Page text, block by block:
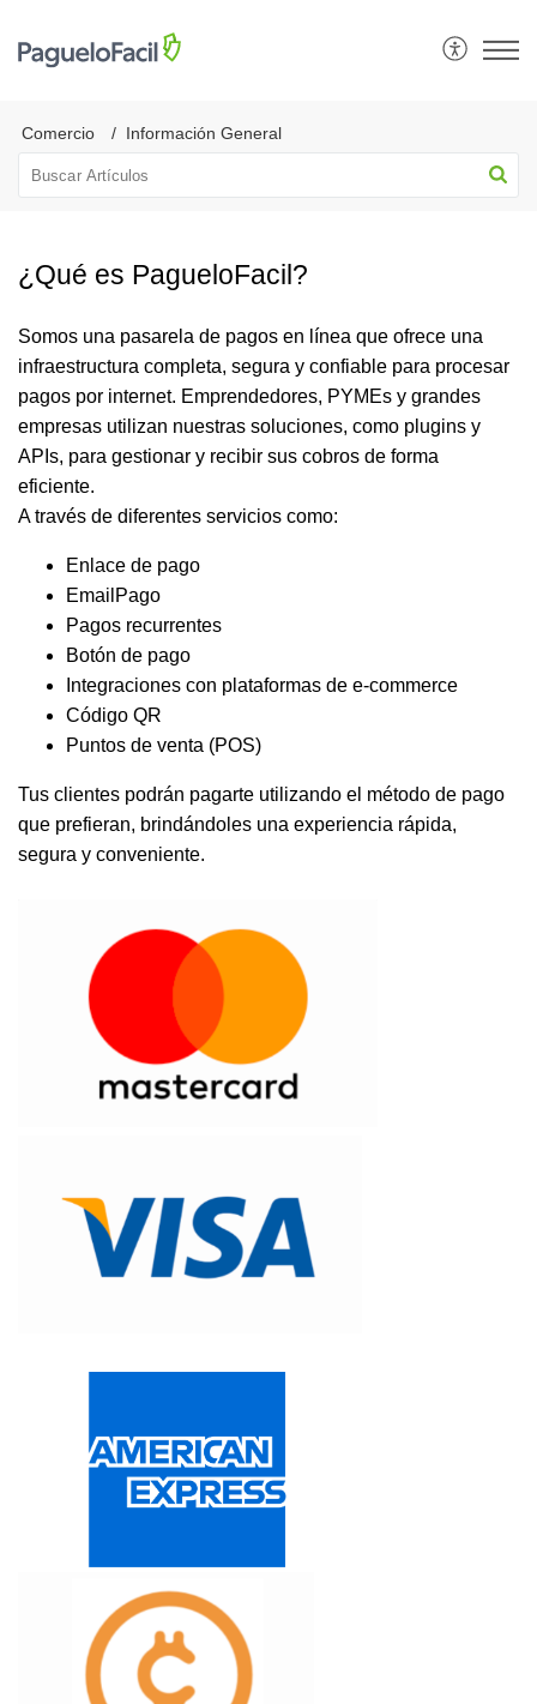
Comercio Información General
¿Qué es PagueloFacil?
Somos una pasarela de pagos en línea que ofrece una
infraestructura completa, segura y confiable para procesar
pagos por internet. Emprendedores, PYMEs y grandes
empresas utilizan nuestras soluciones, como plugins y
APIs, para gestionar y recibir sus cobros de forma
eficiente.
A través de diferentes servicios como:
Enlace de pago
EmailPago
Pagos recurrentes
Botón de pago
Integraciones con plataformas de e-commerce
Código QR
Puntos de venta (POS)
Tus clientes podrán pagarte utilizando el método de pago
que prefieran, brindándoles una experiencia rápida,
segura y conveniente.